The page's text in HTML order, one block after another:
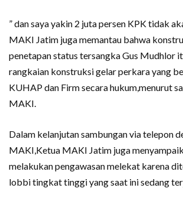
” dan saya yakin 2 juta persen KPK tidak
MAKI Jatim juga memantau bahwa
penetapan status tersangka Gus Mudhlor
rangkaian konstruksi gelar perkara yang
KUHAP dan Firm secara hukum,menurut
MAKI.
Dalam kelanjutan sambungan via telepon
MAKI,Ketua MAKI Jatim juga
melakukan pengawasan melekat karena
lobbi tingkat tinggi yang saat ini sedang